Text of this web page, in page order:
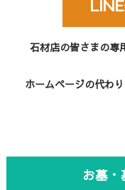
石材店の皆さまの専
ホームページの代わ
お墓